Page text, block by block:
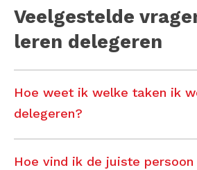
Veelgestelde
leren delegeren
Hoe weet ik welke taken ik
delegeren?
Hoe vind ik de juiste